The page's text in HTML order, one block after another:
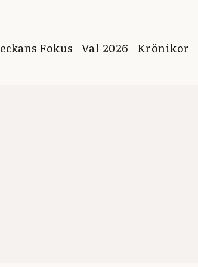
Fokus Val 2026 Krönikor